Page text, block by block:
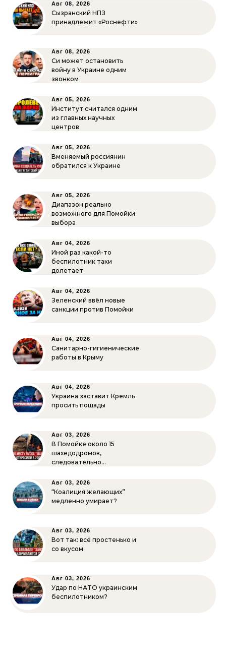
Авг 08, 2026
Сызранский НПЗ
принадлежит «Роснефти»
Авг 08, 2026
Си может остановить
войну в Украине одним
звонком
Авг 05, 2026
Институт считался одним
из главных научных
центров
Авг 05, 2026
Вменяемый россиянин
обратился к Украине
Авг 05, 2026
Диапазон реально
возможного для Помойки
выбора
Авг 04, 2026
Иной раз какой-то
беспилотник таки
долетает
Авг 04, 2026
Зеленский ввёл новые
санкции против Помойки
Авг 04, 2026
Санитарно-гигиенические
работы в Крыму
Авг 04, 2026
Украина заставит Кремль
просить пощады
Авг 03, 2026
В Помойке около 15
шахедодромов,
следовательно…
Авг 03, 2026
“Коалиция желающих”
медленно умирает?
Авг 03, 2026
Вот так: всё простенько и
со вкусом
Авг 03, 2026
Удар по НАТО украинским
беспилотником?